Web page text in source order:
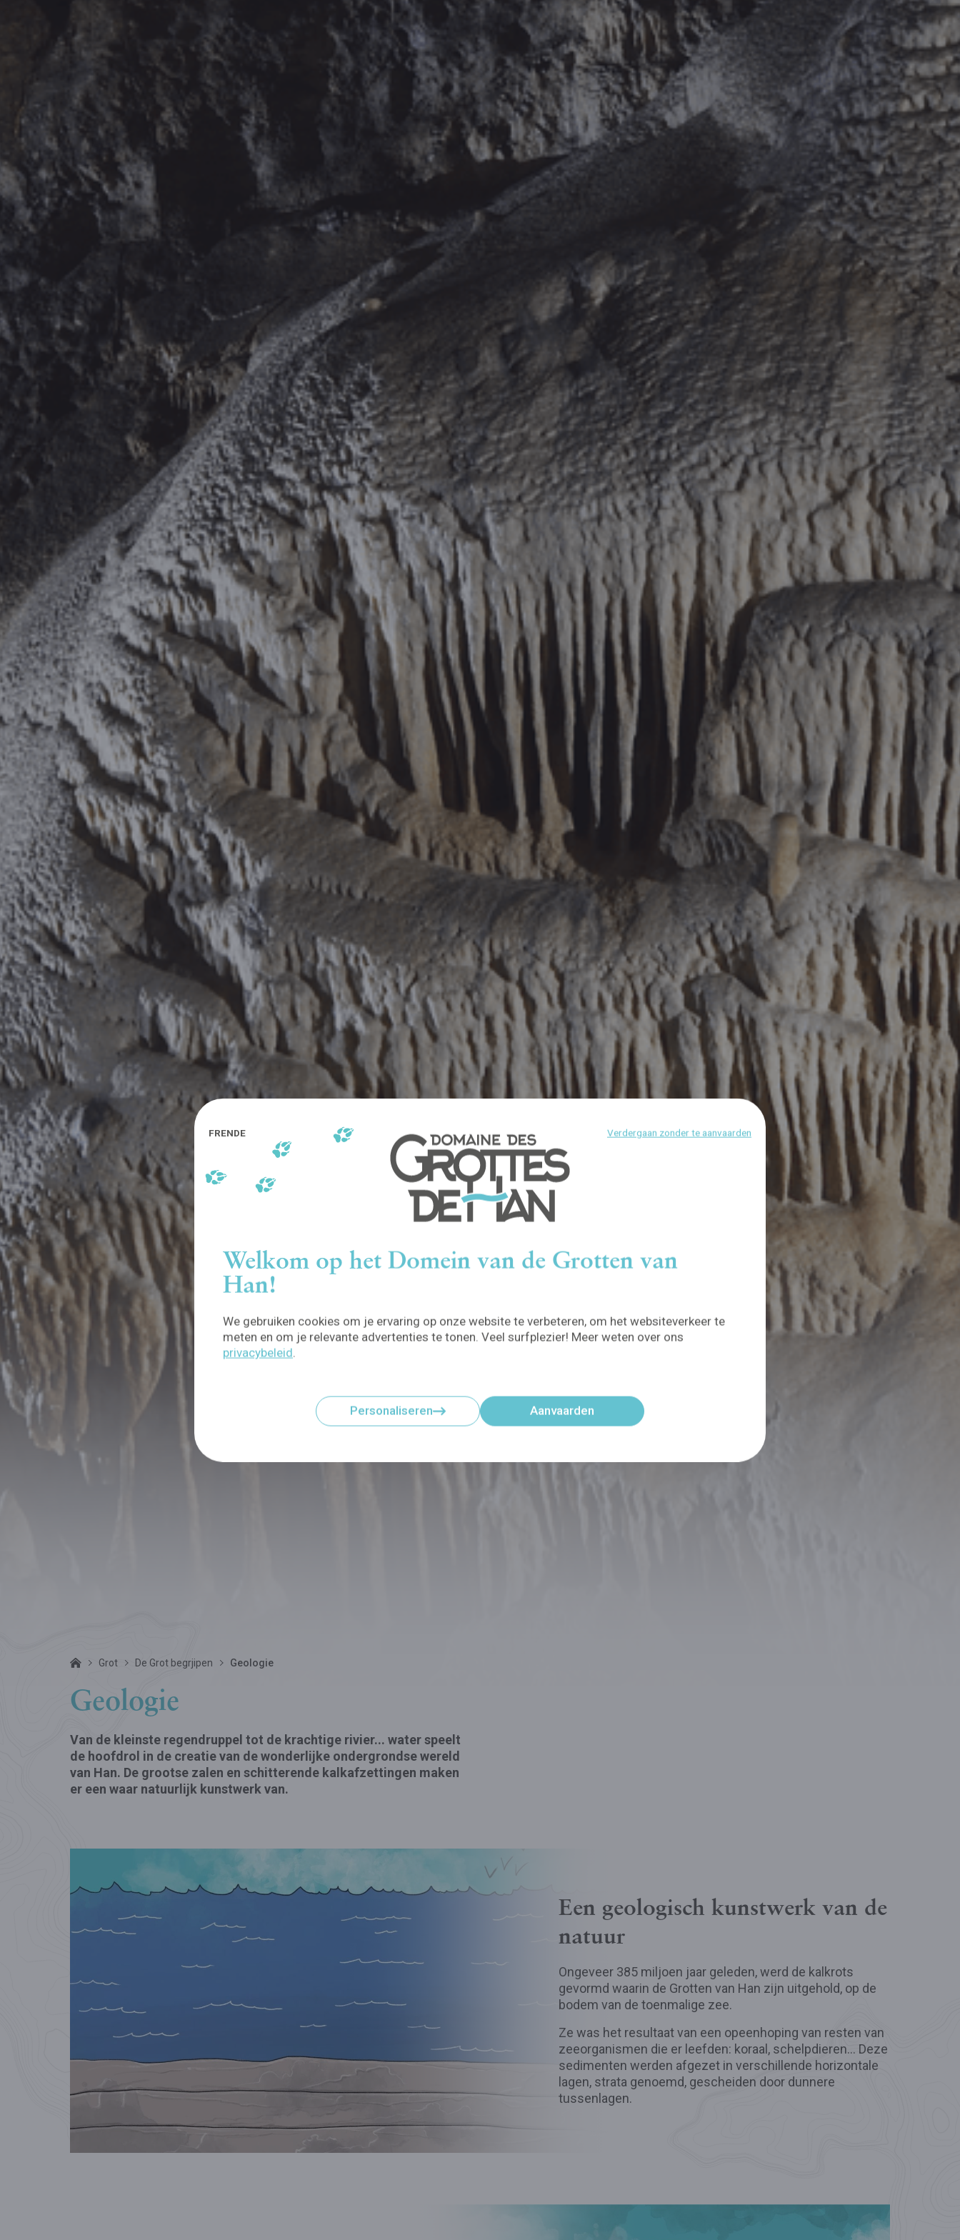
Grot De Grot begrjipen Geologie
Geologie
Van de kleinste regendruppel tot de krachtige rivier... water speelt
de hoofdrol in de creatie van de wonderlijke ondergrondse wereld
van Han. De grootse zalen en schitterende kalkafzettingen maken
er een waar natuurlijk kunstwerk van.
Een geologisch kunstwerk van de
natuur
Ongeveer 385 miljoen jaar geleden, werd de kalkrots
gevormd waarin de Grotten van Han zijn uitgehold, op de
bodem van de toenmalige zee.
Ze was het resultaat van een opeenhoping van resten van
zeeorganismen die er leefden: koraal, schelpdieren... Deze
sedimenten werden afgezet in verschillende horizontale
lagen, strata genoemd, gescheiden door dunnere
tussenlagen.
Welkom op het Domein van de Grotten van
Han!
We gebruiken cookies om je ervaring op onze website te verbeteren, om het websiteverkeer te
meten en om je relevante advertenties te tonen. Veel surfplezier! Meer weten over ons
privacybeleid.
FRENDE
Personaliseren Aanvaarden
Verdergaan zonder te aanvaarden